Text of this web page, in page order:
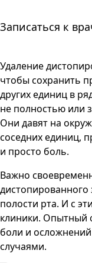
Записаться к
Удаление
чтобы сохранить
других единиц в
не полностью или
Они давят на
соседних единиц,
и просто боль.
Важно
дистопированного
полости рта. И с
клиники. Опытный
боли и
случаями.